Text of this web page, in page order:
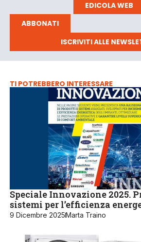
EDICOLA WEB
ABBONATI
ISCRIVITI ALLE
TI POTREBBERO INTERESSARE
Speciale Innovazione 2025.
sistemi per l’efficienza
9 Dicembre 2025Marta Traino